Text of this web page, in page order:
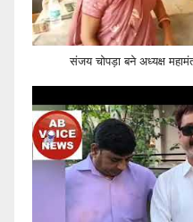
संजय चोपड़ा बने अध्यक्ष